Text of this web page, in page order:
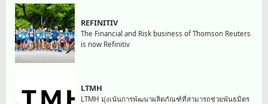
REFINITIV
The Financial and Risk business of Thomson Reuters
is now Refinitiv
LTMH
LTMH มุ่งเน้นการพัฒนาผลิตภัณฑ์ที่สามารถช่วยพันธมิตร